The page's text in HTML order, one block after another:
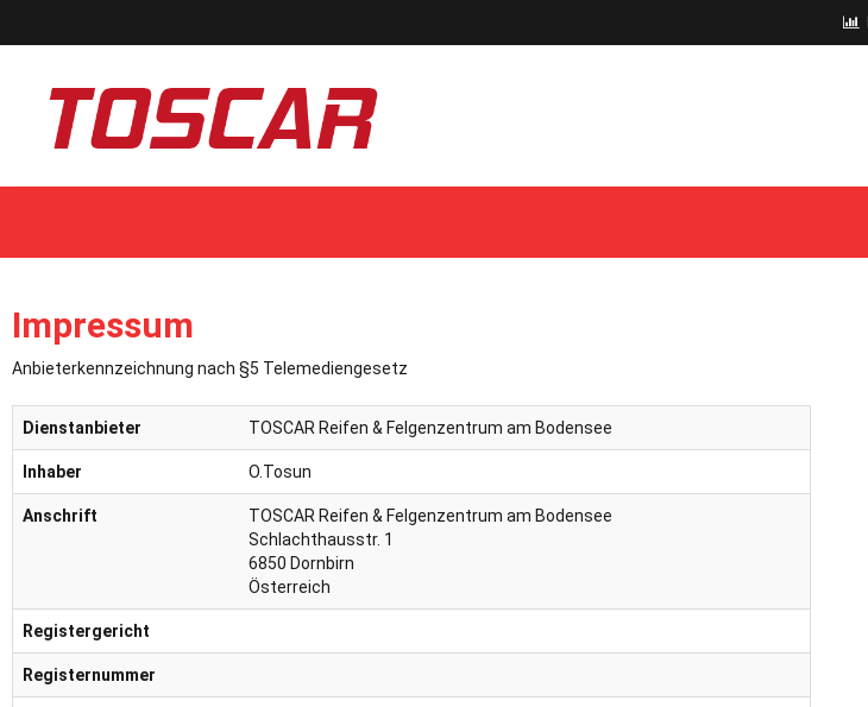
Impressum
Anbieterkennzeichnung nach §5 Telemediengesetz
Dienstanbieter TOSCAR Reifen & Felgenzentrum am Bodensee
Inhaber O.Tosun
Anschrift
TOSCAR Reifen & Felgenzentrum am Bodensee
Schlachthausstr. 1
6850 Dornbirn
Österreich
Registergericht
Registernummer